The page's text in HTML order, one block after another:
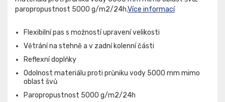
paropropustnost 5000 g/m2/24h.Více informací
Flexibilní pas s možností upravení velikosti
Větrání na stehně a v zadní kolenní části
Reflexní doplňky
Odolnost materiálu proti průniku vody 5000 mm mimo
oblast švů
Paropropustnost 5000 g/m2/24h